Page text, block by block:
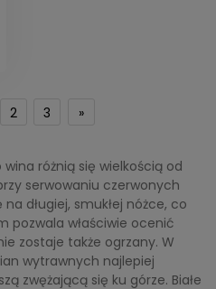
2 3 »
wina różnią się wielkością od
serwowaniu czerwonych
długiej, smukłej nóżce, co
pozwala właściwie ocenić
zostaje także ogrzany. W
wytrawnych najlepiej
zwężającą się ku górze. Białe